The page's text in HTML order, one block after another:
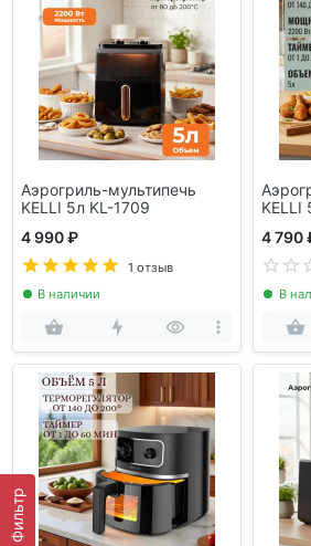
Фильтр
Аэрогриль-мультипечь
KELLI 5л KL-1709
4 990 ₽
1 отзыв
В наличии
KELLI
4 790
В